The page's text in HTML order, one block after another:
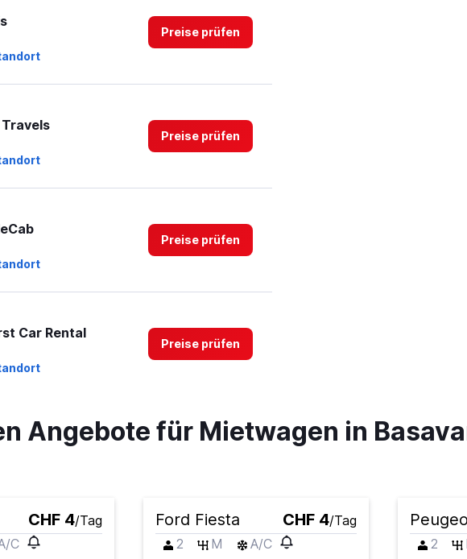
Preise prüfen
Travels
Preise prüfen
Preise prüfen
Car Rental
Preise prüfen
Club
Cabs
Preise prüfen
Angebote für Mietwagen in
CHF 4/Tag
C
Ford Fiesta CHF 4/Tag
2
M A/C
2